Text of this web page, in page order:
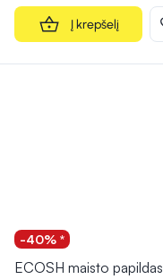
Į krepšelį
-40% *
ECOSH maisto papildas